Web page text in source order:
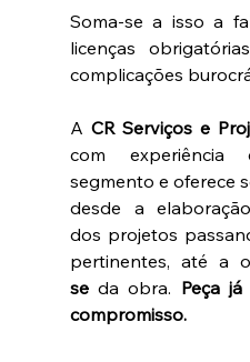
Soma-se a isso a
licenças
complicações
A CR Serviços e
com experiência
segmento e oferece
desde a
dos projetos
pertinentes, até a
se da obra. Peça
compromisso.